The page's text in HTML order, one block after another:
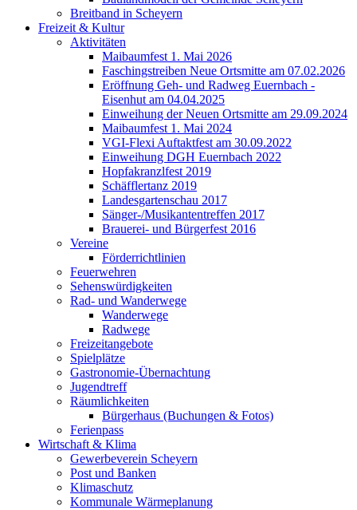
Breitband in Scheyern
Freizeit & Kultur
Aktivitäten
Maibaumfest 1. Mai 2026
Faschingstreiben Neue Ortsmitte am 07.02.2026
Eröffnung Geh- und Radweg Euernbach -
Eisenhut am 04.04.2025
Einweihung der Neuen Ortsmitte am 29.09.2024
Maibaumfest 1. Mai 2024
VGI-Flexi Auftaktfest am 30.09.2022
Einweihung DGH Euernbach 2022
Hopfakranzlfest 2019
Schäfflertanz 2019
Landesgartenschau 2017
Sänger-/Musikantentreffen 2017
Brauerei- und Bürgerfest 2016
Vereine
Förderrichtlinien
Feuerwehren
Sehenswürdigkeiten
Rad- und Wanderwege
Wanderwege
Radwege
Freizeitangebote
Spielplätze
Gastronomie-Übernachtung
Jugendtreff
Räumlichkeiten
Bürgerhaus (Buchungen & Fotos)
Ferienpass
Wirtschaft & Klima
Gewerbeverein Scheyern
Post und Banken
Klimaschutz
Kommunale Wärmeplanung